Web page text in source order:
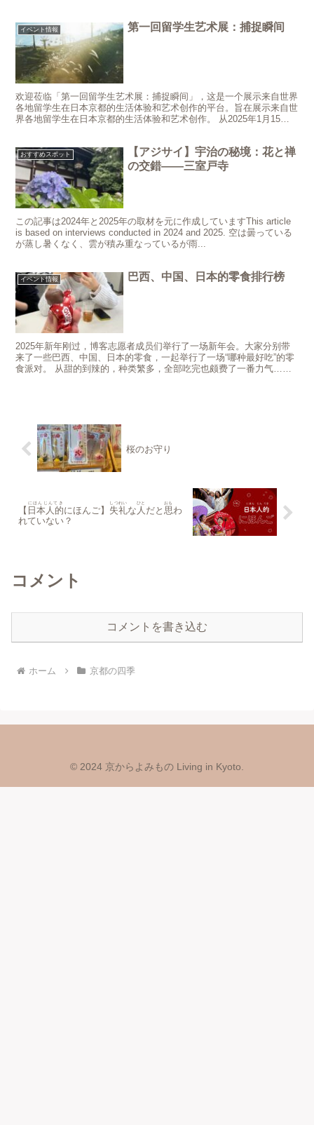
イベント情報 第一回留学生艺术展：捕捉瞬间
欢迎莅临「第一回留学生艺术展：捕捉瞬间」，这是一个展示来自世界
各地留学生在日本京都的生活体验和艺术创作的平台。旨在展示来自世
界各地留学生在日本京都的生活体验和艺术创作。 从2025年1月15日
おすすめスポット
【アジサイ】宇治の秘境：花と禅
の交錯——三室戸寺
この記事は2024年と2025年の取材を元に作成していますThis article
is based on interviews conducted in 2024 and 2025. 空は曇っている
が蒸し暑くなく、雲が積み重なっているが雨...
イベント情報 巴西、中国、日本的零食排行榜
2025年新年刚过，博客志愿者成员们举行了一场新年会。大家分别带
来了一些巴西、中国、日本的零食，一起举行了一场“哪种最好吃”的零
食派对。 从甜的到辣的，种类繁多，全部吃完也颇费了一番力气…
桜のお守り
【 日本人的
にほんじんてき
にほんご】 失礼
しつれい
な 人
ひと
だと 思
おも
わ
れていない？
コメント
コメントを書き込む
ホーム 京都の四季
© 2024 京からよみもの Living in Kyoto.